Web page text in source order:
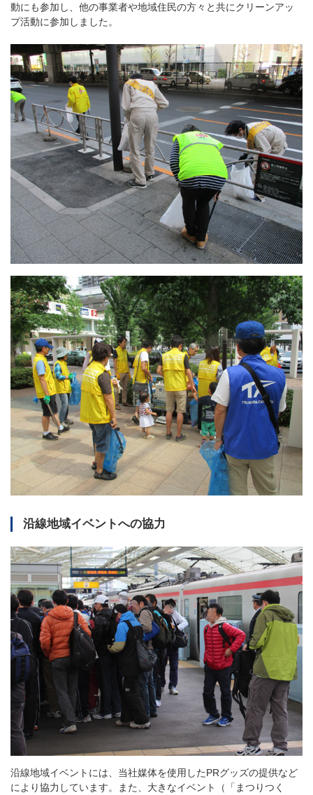
動にも参加し、他の事業者や地域住民の方々と共にクリーンアッ
プ活動に参加しました。
沿線地域イベントへの協力
沿線地域イベントには、当社媒体を使用したPRグッズの提供など
により協力しています。また、大きなイベント（「まつりつく